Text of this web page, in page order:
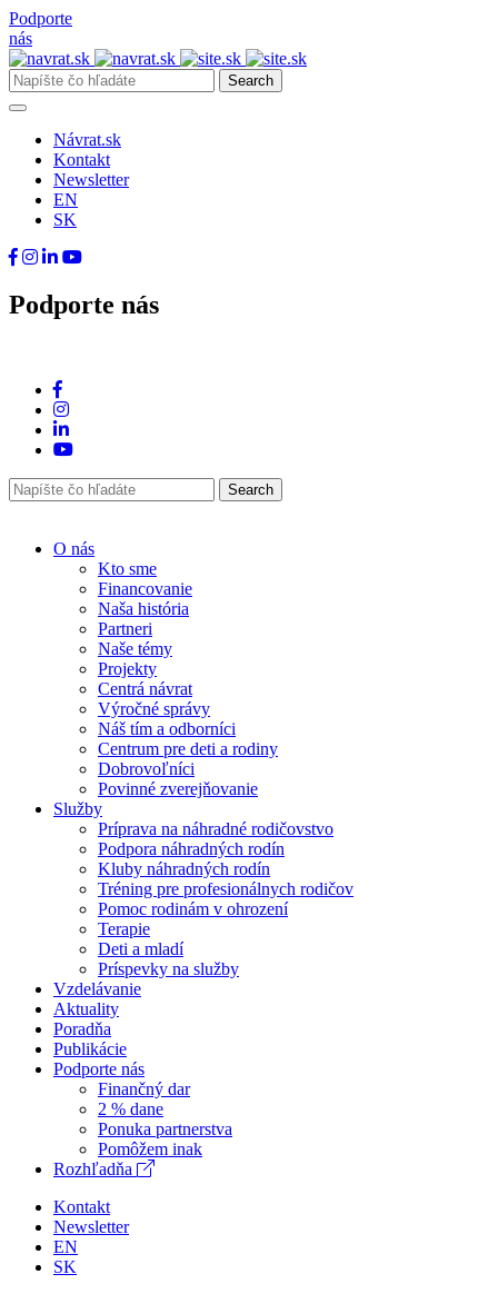
Podporte
nás
Návrat.sk
Kontakt
Newsletter
EN
SK
Podporte nás
O nás
Kto sme
Financovanie
Naša história
Partneri
Naše témy
Projekty
Centrá návrat
Výročné správy
Náš tím a odborníci
Centrum pre deti a rodiny
Dobrovoľníci
Povinné zverejňovanie
Služby
Príprava na náhradné rodičovstvo
Podpora náhradných rodín
Kluby náhradných rodín
Tréning pre profesionálnych rodičov
Pomoc rodinám v ohrození
Terapie
Deti a mladí
Príspevky na služby
Vzdelávanie
Aktuality
Poradňa
Publikácie
Podporte nás
Finančný dar
2 % dane
Ponuka partnerstva
Pomôžem inak
Rozhľadňa
Kontakt
Newsletter
EN
SK